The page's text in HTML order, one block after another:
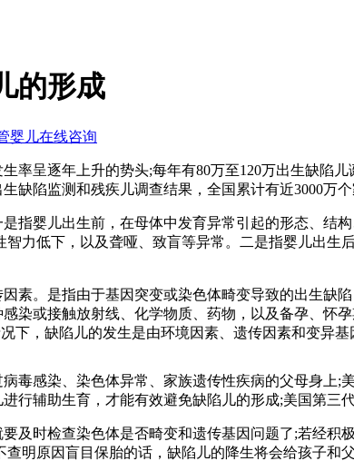
的形成
呈逐年上升的势头;每年有80万至120万出生缺陷儿
缺陷监测和残疾儿调查结果，全国累计有近3000万
婴儿出生前，在母体中发育异常引起的形态、结
力低下，以及聋哑、致盲等异常。二是指婴儿出
。是指由于基因突变或染色体畸变导致的出生缺
染或接触放射线、化学物质、药物，以及备孕、怀
下，缺陷儿的发生是由环境因素、遗传因素和变异基
感染、染色体异常、家族遗传性疾病的父母身上;
行辅助生育，才能有效避免缺陷儿的形成;美国第三
时检查染色体是否畸变和遗传基因问题了;若经积
明原因盲目保胎的话，缺陷儿的降生将会给孩子和